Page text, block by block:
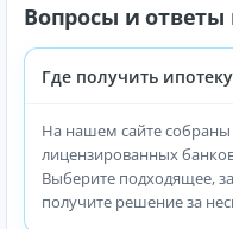
Вопросы и ответы
Где получить
На нашем сайте
лицензированных
Выберите подходящее,
получите решение за